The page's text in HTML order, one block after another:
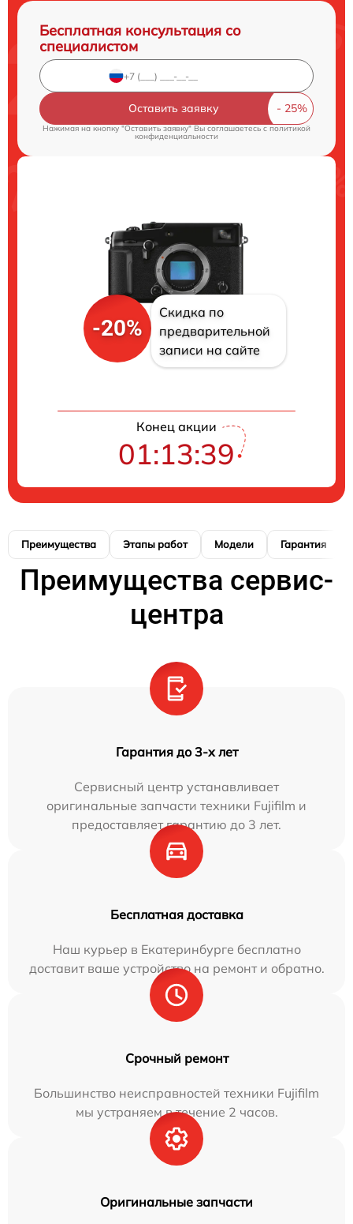
Бесплатная консультация со
специалистом
Оставить заявку
Нажимая на кнопку "Оставить заявку" Вы соглашаетесь c политикой
конфиденциальности
-20%
Скидка по
предварительной
записи на сайте
Конец акции
01:13:38
Преимущества Этапы работ Модели Гарантия
Преимущества сервис-
центра
Гарантия до 3-х лет
Сервисный центр устанавливает
оригинальные запчасти техники Fujifilm и
предоставляет гарантию до 3 лет.
Бесплатная доставка
Наш курьер в Екатеринбурге бесплатно
доставит ваше устройство на ремонт и обратно.
Срочный ремонт
Большинство неисправностей техники Fujifilm
мы устраняем в течение 2 часов.
Оригинальные запчасти